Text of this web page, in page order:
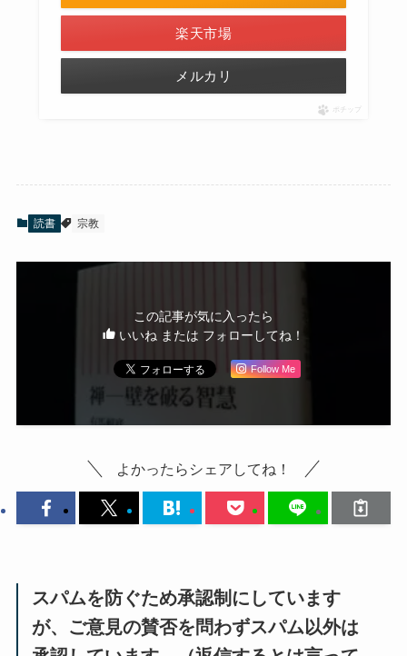
楽天市場
メルカリ
ポチップ
読書 宗教
この記事が気に入ったら
いいね または フォローしてね！
Follow Me
よかったらシェアしてね！
スパムを防ぐため承認制にしています
が、ご意見の賛否を問わずスパム以外は